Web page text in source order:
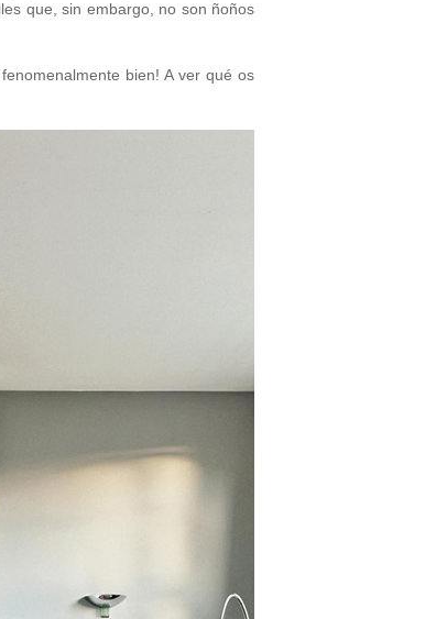
que, sin embargo, no son ñoños
bien! A ver qué os